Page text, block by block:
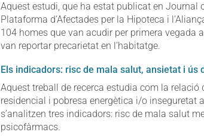
Aquest estudi, que ha estat publicat en Journal
Plataforma d’Afectades per la Hipoteca i
104 homes que van acudir per primera vegada
van reportar precarietat en l’habitatge.
Els indicadors: risc de mala salut, ansietat i ús
Aquest treball de recerca estudia com la
residencial i pobresa energètica i/o inseguretat
s’analitzen tres indicadors: risc de mala salut
psicofàrmacs.